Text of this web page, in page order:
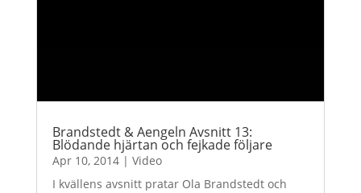
Brandstedt & Aengeln Avsnitt 13:
Blödande hjärtan och fejkade följare
Apr 10, 2014| Video
I kvällens avsnitt pratar Ola Brandstedt och